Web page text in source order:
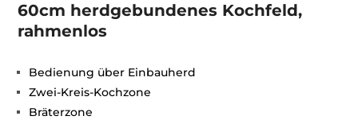
60cm herdgebundenes Kochfeld,
rahmenlos
Bedienung über Einbauherd
Zwei-Kreis-Kochzone
Bräterzone